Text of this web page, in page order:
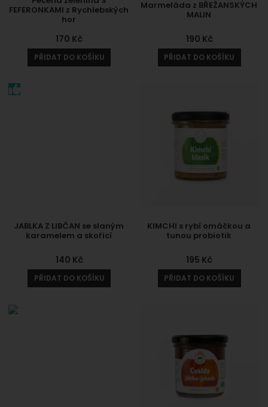
FEFERONKAMI z Rychlebských
hor
170 Kč
PŘIDAT DO KOŠÍKU
Marmeláda z BŘEŽANSKÝCH
MALIN
190 Kč
PŘIDAT DO KOŠÍKU
JABLKA Z LIBČAN se slaným
karamelem a skořicí
140 Kč
PŘIDAT DO KOŠÍKU
KIMCHI s rybí omáčkou a
tunou probiotik
195 Kč
PŘIDAT DO KOŠÍKU